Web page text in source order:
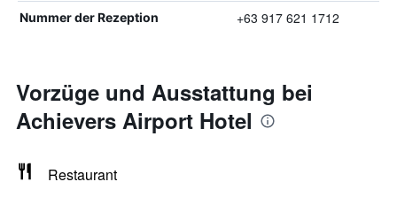
Nummer der Rezeption +63 917 621 1712
Vorzüge und Ausstattung bei
Achievers Airport Hotel
Restaurant